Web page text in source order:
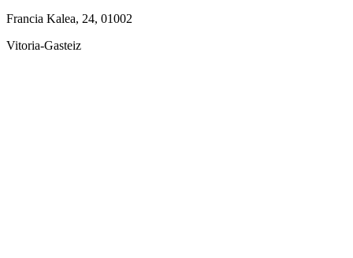
Francia Kalea, 24, 01002
Vitoria-Gasteiz